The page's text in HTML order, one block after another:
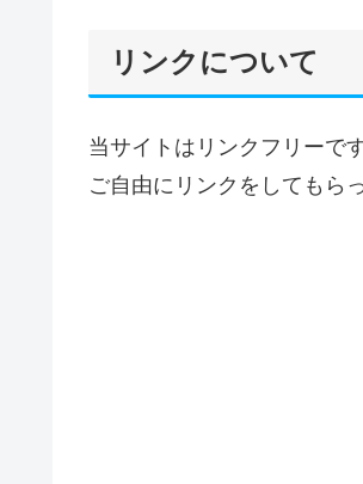
リンクについて
当サイトはリンクフリーです
ご自由にリンクをしてもら